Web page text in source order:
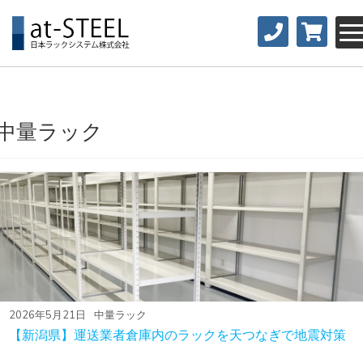
量ラック
2026年5月21日 中量ラック
【新潟県】運送業者倉庫内のラックを天つなぎで地震対策